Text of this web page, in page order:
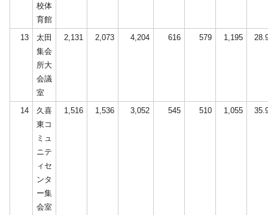
校体
育館
13
太田
集会
所大
会議
室
2,131 2,073 4,204 616 579 1,195
14
久喜
東コ
ミュ
ニテ
ィセ
ンタ
ー集
会室
1,516 1,536 3,052 545 510 1,055